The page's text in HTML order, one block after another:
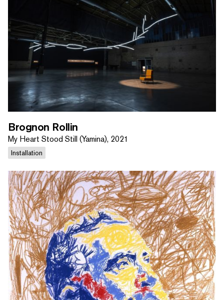
RECHERCHER PAR MOTS-CLÉS
Brognon Rollin
My Heart Stood Still (Yamina), 2021
Installation